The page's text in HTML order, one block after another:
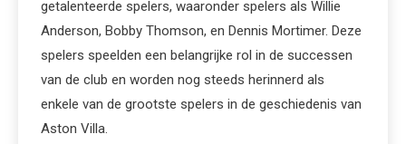
getalenteerde spelers, waaronder spelers als Willie
Anderson, Bobby Thomson, en Dennis Mortimer. Deze
spelers speelden een belangrijke rol in de successen
van de club en worden nog steeds herinnerd als
enkele van de grootste spelers in de geschiedenis van
Aston Villa.